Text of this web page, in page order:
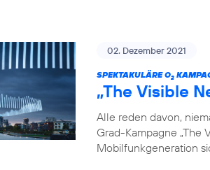
02. Dezember 2021
SPEKTAKULÄRE O2
„The Visible
Alle reden davon,
Grad-Kampagne „The
Mobilfunkgeneration